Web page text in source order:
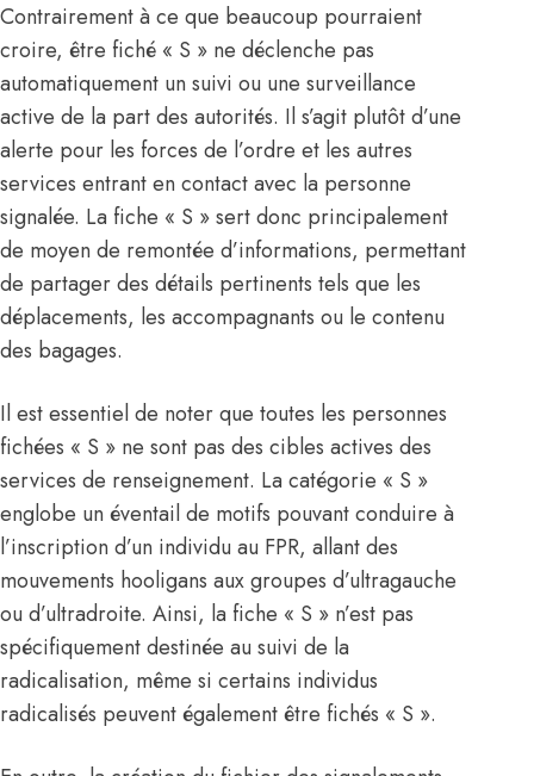
Contrairement à ce que beaucoup pourraient
croire, être fiché « S » ne déclenche pas
automatiquement un suivi ou une surveillance
active de la part des autorités. Il s’agit plutôt d’une
alerte pour les forces de l’ordre et les autres
services entrant en contact avec la personne
signalée. La fiche « S » sert donc principalement
de moyen de remontée d’informations, permettant
de partager des détails pertinents tels que les
déplacements, les accompagnants ou le contenu
des bagages.
Il est essentiel de noter que toutes les personnes
fichées « S » ne sont pas des cibles actives des
services de renseignement. La catégorie « S »
englobe un éventail de motifs pouvant conduire à
l’inscription d’un individu au FPR, allant des
mouvements hooligans aux groupes d’ultragauche
ou d’ultradroite. Ainsi, la fiche « S » n’est pas
spécifiquement destinée au suivi de la
radicalisation, même si certains individus
radicalisés peuvent également être fichés « S ».